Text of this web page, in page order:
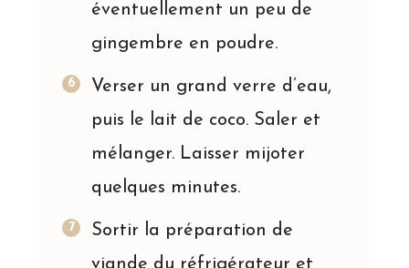
éventuellement un peu de
gingembre en poudre.
Verser un grand verre d’eau,
puis le lait de coco. Saler et
mélanger. Laisser mijoter
quelques minutes.
Sortir la préparation de